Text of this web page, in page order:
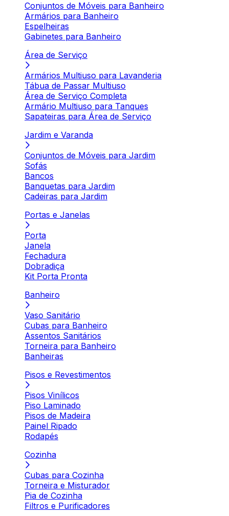
Conjuntos de Móveis para Banheiro
Armários para Banheiro
Espelheiras
Gabinetes para Banheiro
Área de Serviço
Armários Multiuso para Lavanderia
Tábua de Passar Multiuso
Área de Serviço Completa
Armário Multiuso para Tanques
Sapateiras para Área de Serviço
Jardim e Varanda
Conjuntos de Móveis para Jardim
Sofás
Bancos
Banquetas para Jardim
Cadeiras para Jardim
Portas e Janelas
Porta
Janela
Fechadura
Dobradiça
Kit Porta Pronta
Banheiro
Vaso Sanitário
Cubas para Banheiro
Assentos Sanitários
Torneira para Banheiro
Banheiras
Pisos e Revestimentos
Pisos Vinílicos
Piso Laminado
Pisos de Madeira
Painel Ripado
Rodapés
Cozinha
Cubas para Cozinha
Torneira e Misturador
Pia de Cozinha
Filtros e Purificadores